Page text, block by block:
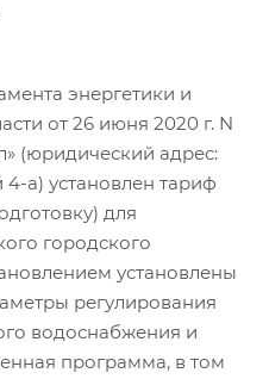
энергетики и
от 26 июня 2020 г. N
(юридический адрес:
а) установлен тариф
для
городского
установлены
регулирования
водоснабжения и
программа, в том